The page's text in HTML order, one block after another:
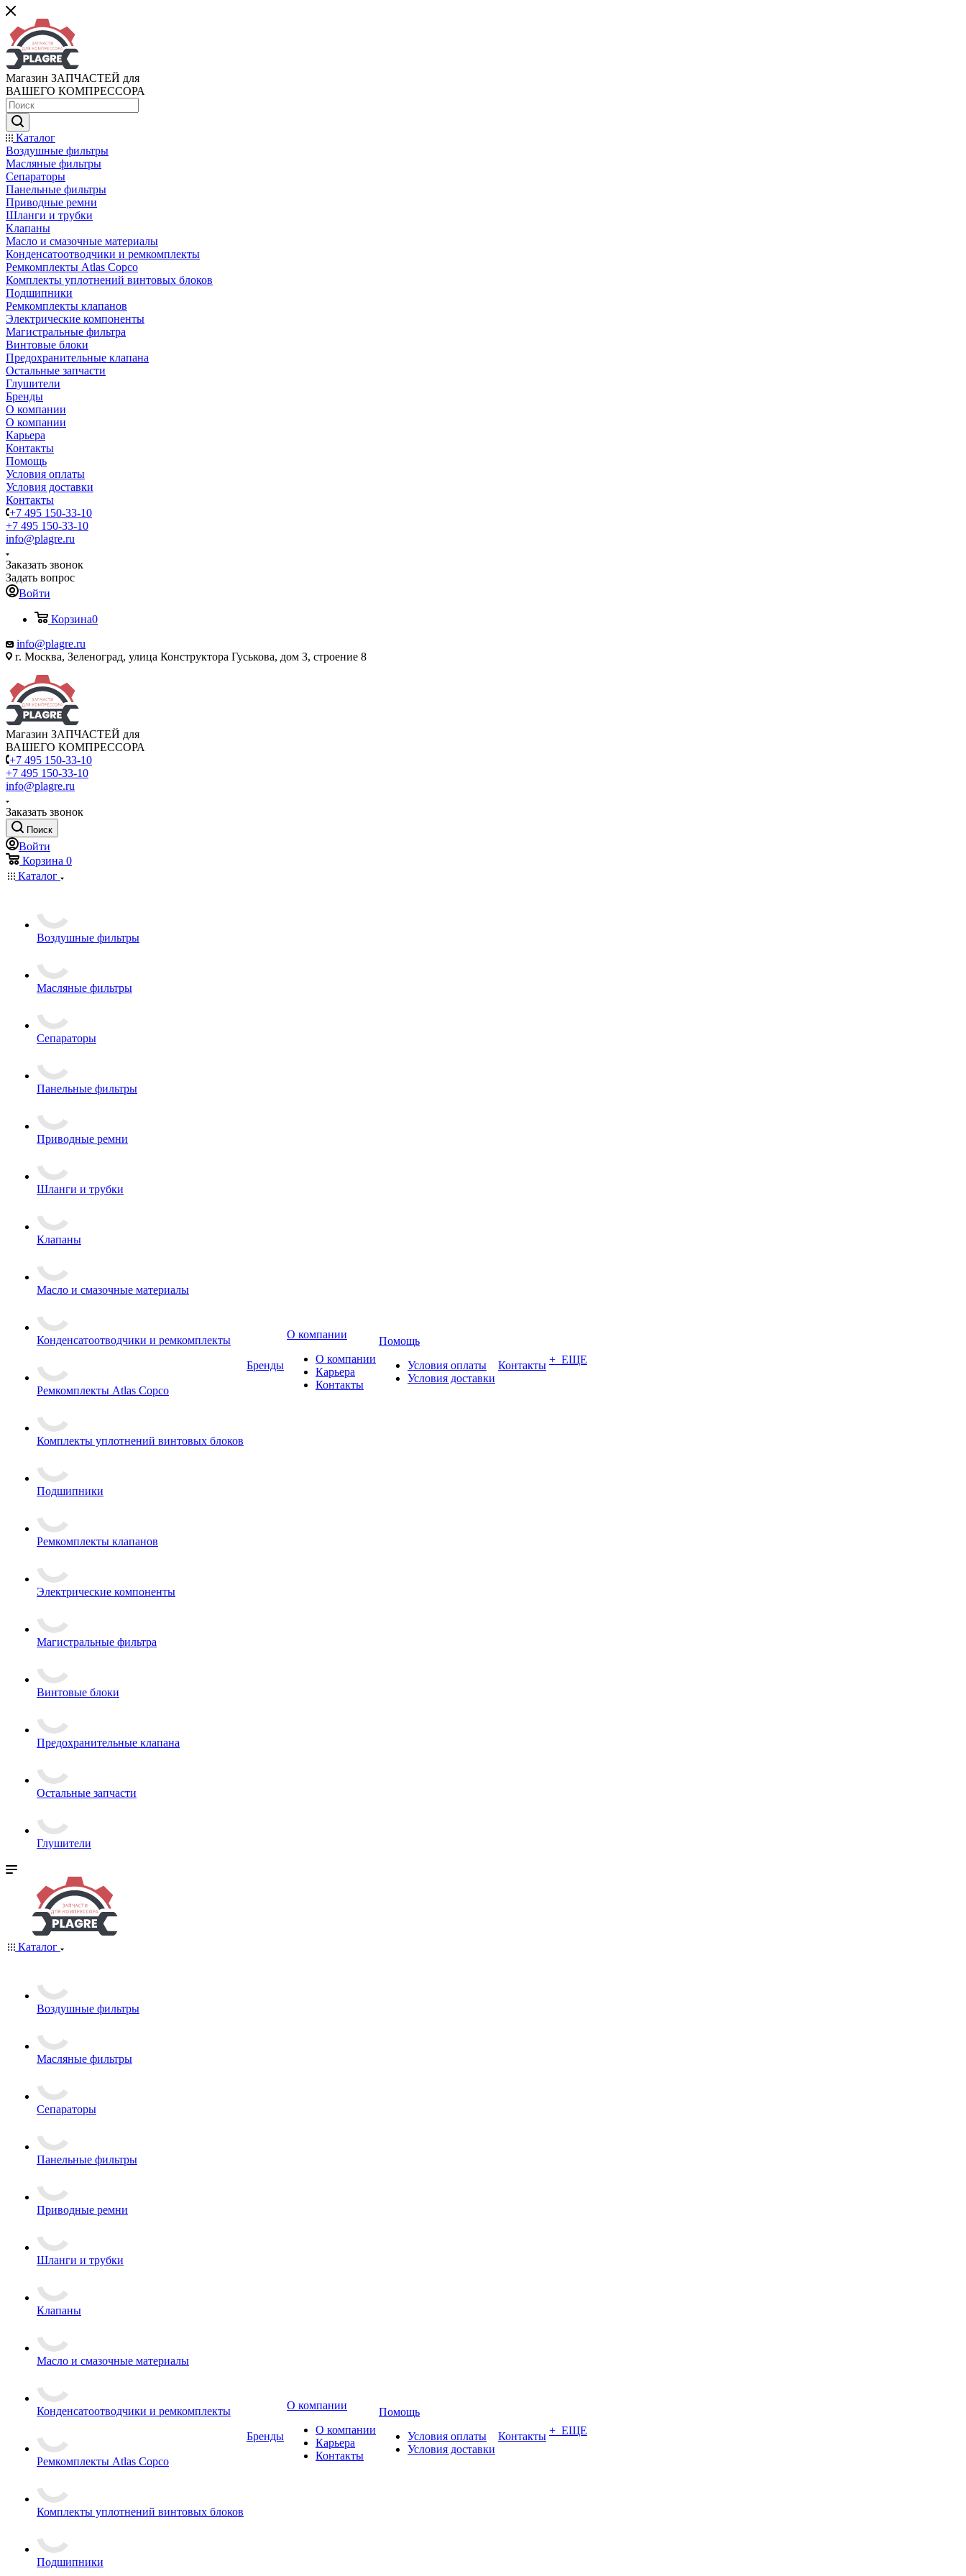
Магазин ЗАПЧАСТЕЙ для
ВАШЕГО КОМПРЕССОРА
Каталог
Воздушные фильтры
Масляные фильтры
Сепараторы
Панельные фильтры
Приводные ремни
Шланги и трубки
Клапаны
Масло и смазочные материалы
Конденсатоотводчики и ремкомплекты
Ремкомплекты Atlas Copco
Комплекты уплотнений винтовых блоков
Подшипники
Ремкомплекты клапанов
Электрические компоненты
Магистральные фильтра
Винтовые блоки
Предохранительные клапана
Остальные запчасти
Глушители
Бренды
О компании
О компании
Карьера
Контакты
Помощь
Условия оплаты
Условия доставки
Контакты
+7 495 150-33-10
+7 495 150-33-10
info@plagre.ru
Заказать звонок
Задать вопрос
Войти
Корзина0
info@plagre.ru
г. Москва, Зеленоград, улица Конструктора Гуськова, дом 3, строение 8
Магазин ЗАПЧАСТЕЙ для
ВАШЕГО КОМПРЕССОРА
+7 495 150-33-10
+7 495 150-33-10
info@plagre.ru
Заказать звонок
Поиск
Войти
Корзина 0
Каталог
Воздушные фильтры
Масляные фильтры
Сепараторы
Панельные фильтры
Приводные ремни
Шланги и трубки
Клапаны
Масло и смазочные материалы
Конденсатоотводчики и ремкомплекты
Ремкомплекты Atlas Copco
Комплекты уплотнений винтовых блоков
Подшипники
Ремкомплекты клапанов
Электрические компоненты
Магистральные фильтра
Винтовые блоки
Предохранительные клапана
Остальные запчасти
Глушители
Бренды
О компании
О компании
Карьера
Контакты
Помощь
Условия оплаты
Условия доставки
Контакты + ЕЩЕ
Каталог
Воздушные фильтры
Масляные фильтры
Сепараторы
Панельные фильтры
Приводные ремни
Шланги и трубки
Клапаны
Масло и смазочные материалы
Конденсатоотводчики и ремкомплекты
Ремкомплекты Atlas Copco
Комплекты уплотнений винтовых блоков
Подшипники
Бренды
О компании
О компании
Карьера
Контакты
Помощь
Условия оплаты
Условия доставки
Контакты + ЕЩЕ